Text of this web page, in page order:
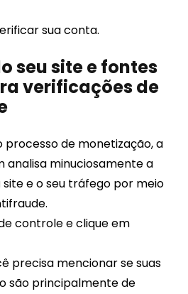
sua conta.
seu site e fontes
verificações de
processo de monetização, a
analisa minuciosamente a
site e o seu tráfego por meio
controle e clique em
precisa mencionar se suas
são principalmente de